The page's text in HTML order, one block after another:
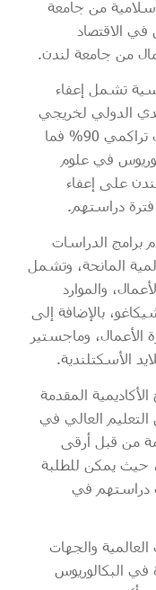
من جامعة
في الاقتصاد
من جامعة لندن.
تشمل إعفاء
الدولي لخريجي
المدارس الثانوية الحاصلين على معدل تراكمي 90% فما
في علوم
على إعفاء
برامج الدراسات
المانحة، وتشمل
والموارد
بالإضافة إلى
الأعمال، وماجستير
الأسكتلندية.
المقدمة
العالي في
من قبل أرقى
حيث يمكن للطلبة
دراستهم في
والجهات
في البكالوريوس